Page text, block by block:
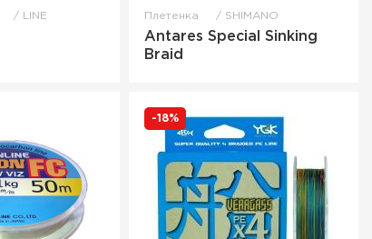
LINE
Плетенка SHIMANO
Antares Special Sinking
Braid
-18%